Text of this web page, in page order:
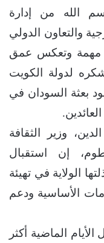
الله من إدارة
والتعاون الدولي
مهمة وتعكس عمق
شكره لدولة الكويت
بعثة السودان في
وزير الثقافة
إن استقبال
الولاية في تهيئة
الأساسية ودعم
الماضية أكثر